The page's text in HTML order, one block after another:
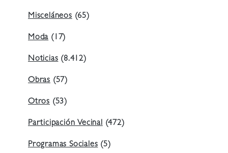
Misceláneos(65)
Moda(17)
Noticias(8.412)
Obras (57)
Otros (53)
Participación Vecinal(472)
Programas Sociales(5)